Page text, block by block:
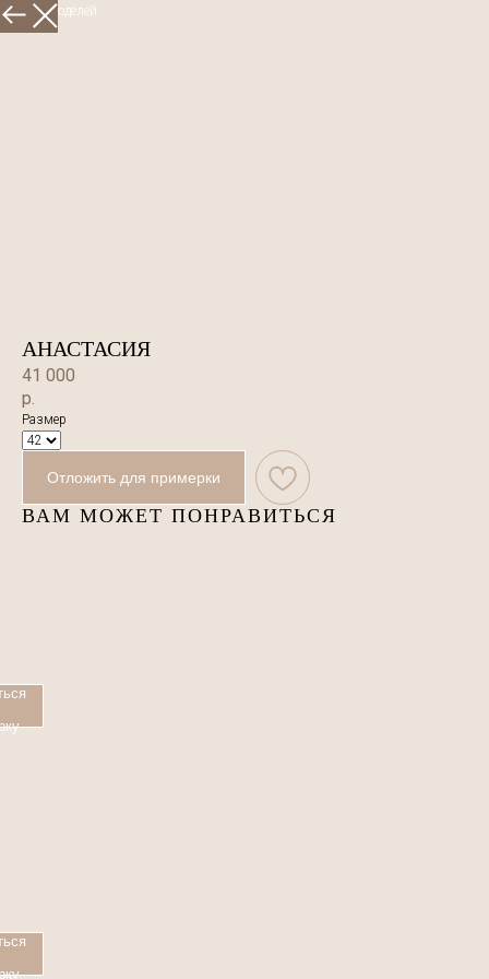
Больше моделей
АНАСТАСИЯ
41 000
р.
Размер
Отложить для примерки
ВАМ МОЖЕТ ПОНРАВИТЬСЯ